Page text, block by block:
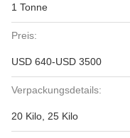
1 Tonne
Preis:
USD 640-USD 3500
Verpackungsdetails:
20 Kilo, 25 Kilo